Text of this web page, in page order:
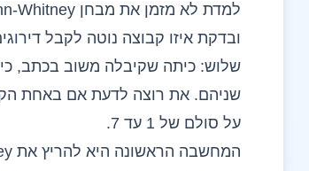
למדת לא מזמן את מבחן Mann-Whitney
ובדקת איזו קבוצה נוטה לקבל
שלוש: כיתה שקיבלה משוב בכתב,
שניהם. את רוצה לדעת אם באחת
על סולם של 1 עד 7.